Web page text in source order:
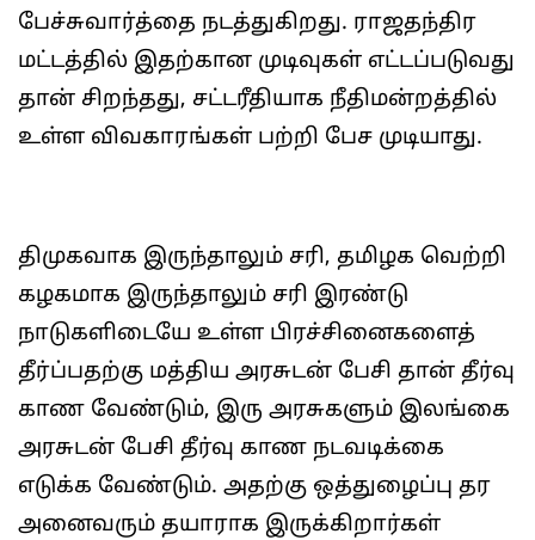
பேச்சுவார்த்தை நடத்துகிறது. ராஜதந்திர
மட்டத்தில் இதற்கான முடிவுகள் எட்டப்படுவது
தான் சிறந்தது, சட்டரீதியாக நீதிமன்றத்தில்
உள்ள விவகாரங்கள் பற்றி பேச முடியாது.
திமுகவாக இருந்தாலும் சரி, தமிழக வெற்றி
கழகமாக இருந்தாலும் சரி இரண்டு
நாடுகளிடையே உள்ள பிரச்சினைகளைத்
தீர்ப்பதற்கு மத்திய அரசுடன் பேசி தான் தீர்வு
காண வேண்டும், இரு அரசுகளும் இலங்கை
அரசுடன் பேசி தீர்வு காண நடவடிக்கை
எடுக்க வேண்டும். அதற்கு ஒத்துழைப்பு தர
அனைவரும் தயாராக இருக்கிறார்கள்